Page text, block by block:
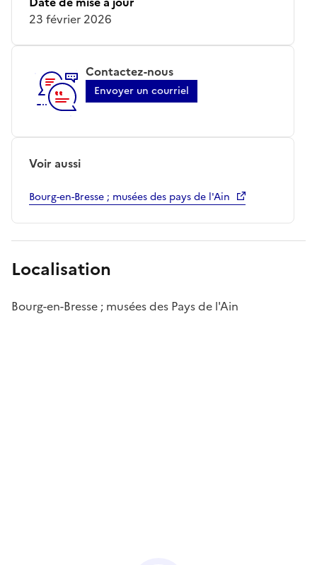
23 février 2026
Contactez-nous
Envoyer un courriel
Voir aussi
Bourg-en-Bresse ; musées des pays de l'Ain
Localisation
Bourg-en-Bresse ; musées des Pays de l'Ain